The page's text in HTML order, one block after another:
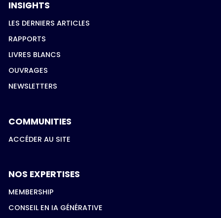
INSIGHTS
LES DERNIERS ARTICLES
RAPPORTS
LIVRES BLANCS
OUVRAGES
NEWSLETTERS
COMMUNITIES
ACCÉDER AU SITE
NOS EXPERTISES
MEMBERSHIP
CONSEIL EN IA GÉNÉRATIVE